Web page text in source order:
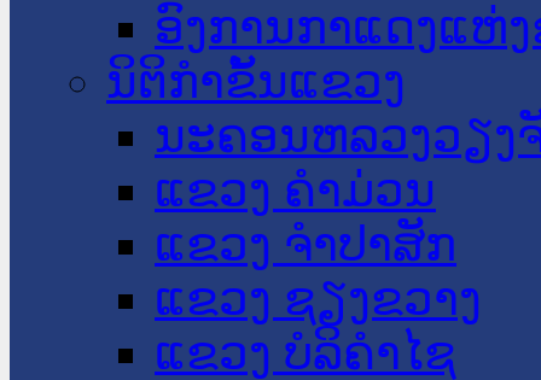
ອົງການກາແດງແຫ່
ນິຕິກໍາຂັ້ນແຂວງ
ນະ​ຄອນ​ຫລວງວຽງ
ແຂວງ ຄໍາມ່ວນ
ແຂວງ ຈໍາປາສັກ
ແຂວງ ຊຽງຂວາງ
ແຂວງ ບໍລິຄໍາໄຊ